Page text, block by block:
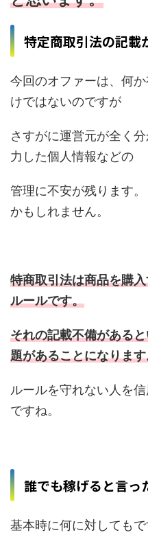
特定商取引法の記載
今回のオファーは、何
けではないのですが
さすがに運営元が全く
力した個人情報などの
管理に不安が残ります
かもしれません。
特商取引法は商品を購
ルールです。
それの記載不備がある
題があることになりま
ルールを守れない人を
ですね。
誰でも稼げると言っ
基本時に何に対しても